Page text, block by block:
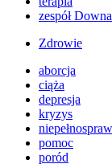
zespół Downa
Zdrowie
aborcja
ciąża
depresja
kryzys
pomoc
poród